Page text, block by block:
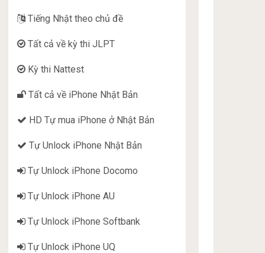
Tiếng Nhật theo chủ đề
Tất cả về kỳ thi JLPT
Kỳ thi Nattest
Tất cả về iPhone Nhật Bản
HD Tự mua iPhone ở Nhật Bản
Tự Unlock iPhone Nhật Bản
Tự Unlock iPhone Docomo
Tự Unlock iPhone AU
Tự Unlock iPhone Softbank
Tự Unlock iPhone UQ